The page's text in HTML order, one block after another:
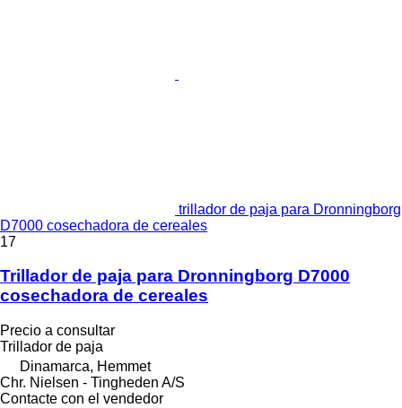
trillador de paja para Dronningborg
D7000 cosechadora de cereales
17
Trillador de paja para Dronningborg D7000
cosechadora de cereales
Precio a consultar
Trillador de paja
Dinamarca, Hemmet
Chr. Nielsen - Tingheden A/S
Contacte con el vendedor